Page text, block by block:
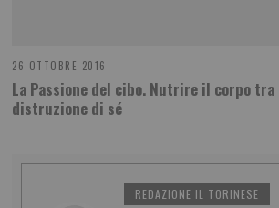
26 OTTOBRE 2016
La Passione del cibo. Nutrire il corpo tra
distruzione di sé
REDAZIONE IL TORINESE